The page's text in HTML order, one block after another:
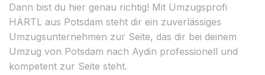
Dann bist du hier genau richtig! Mit Umzugsprofi
HÄRTL aus Potsdam steht dir ein zuverlässiges
Umzugsunternehmen zur Seite, das dir bei deinem
Umzug von Potsdam nach Aydin professionell und
kompetent zur Seite steht.